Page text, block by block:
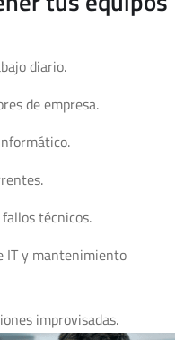
diario.
de empresa.
técnicos.
IT y mantenimiento
improvisadas.